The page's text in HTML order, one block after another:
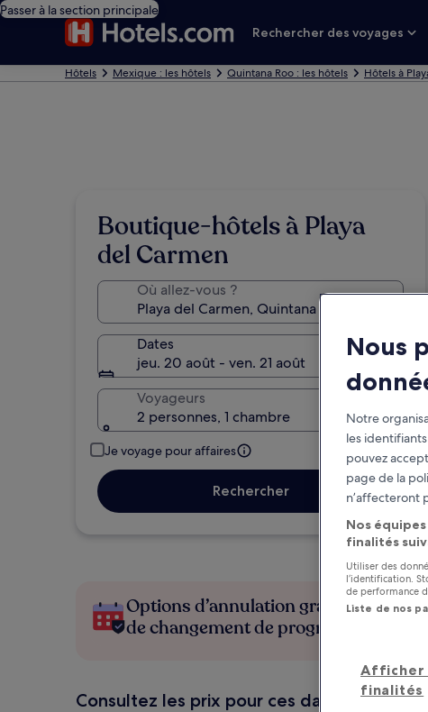
Passer à la section principale
Rechercher des voyages
Hôtels Mexique : les hôtels Quintana Roo : les hôtels Hôtels à
Boutique-hôtels à Playa
del Carmen
Où allez-vous ?
Dates
jeu. 20 août - ven. 21 août
Voyageurs
2 personnes, 1 chambre
Je voyage pour affaires
Rechercher
Options d’annulation gratuite en cas
de changement de programme
Consultez les prix pour ces dates
Nous
Notre
les
pouvez
page de la
n’affecteront
Nos
finalités
Utiliser des
l’identification.
de performance
Liste de nos
Afficher
finalités